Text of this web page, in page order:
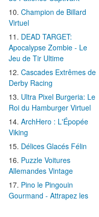
Champion de Billard
Virtuel
DEAD TARGET:
Apocalypse Zombie - Le
Jeu de Tir Ultime
Cascades Extrêmes de
Derby Racing
Ultra Pixel Burgeria: Le
Roi du Hamburger Virtuel
ArchHero : L'Épopée
Viking
Délices Glacés Félin
Puzzle Voitures
Allemandes Vintage
Pino le Pingouin
Gourmand - Attrapez les